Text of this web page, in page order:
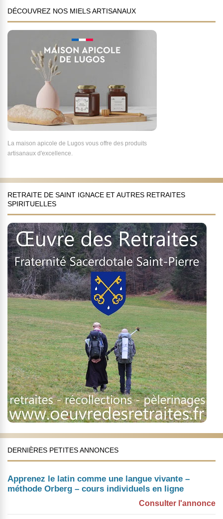
DÉCOUVREZ NOS MIELS ARTISANAUX
La maison apicole de Lugos vous offre des produits
artisanaux d'excellence.
RETRAITE DE SAINT IGNACE ET AUTRES RETRAITES
SPIRITUELLES
DERNIÈRES PETITES ANNONCES
Apprenez le latin comme une langue vivante –
méthode Orberg – cours individuels en ligne
Consulter l'annonce